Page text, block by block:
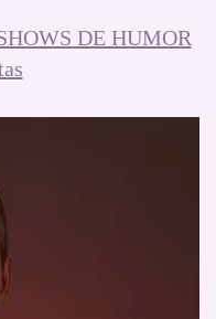
DE HUMOR